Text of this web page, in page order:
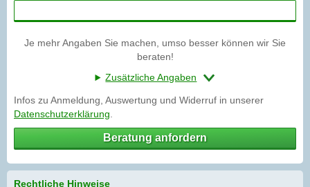
Je mehr Angaben Sie machen, umso besser können wir Sie
beraten!
Zusätzliche Angaben
Infos zu Anmeldung, Auswertung und Widerruf in unserer
Datenschutzerklärung
Beratung anfordern
Rechtliche Hinweise